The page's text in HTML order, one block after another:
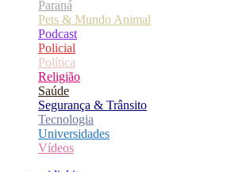
Paraná
Pets & Mundo Animal
Podcast
Policial
Política
Religião
Saúde
Segurança & Trânsito
Tecnologia
Universidades
Vídeos